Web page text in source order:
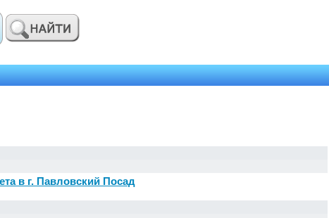
в г. Павловский Посад